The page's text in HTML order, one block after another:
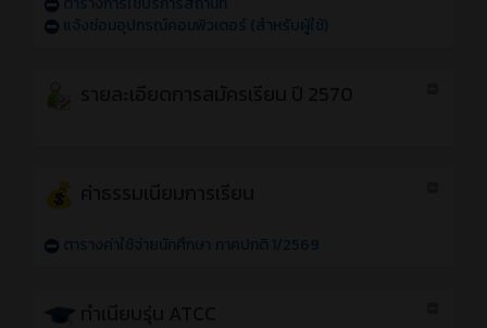
แจ้งซ่อมอุปกรณ์คอมพิวเตอร์ (สำหรับผู้ใช้)
ตารางค่าใช้จ่ายนักศึกษา ภาคปกติ 1/2569